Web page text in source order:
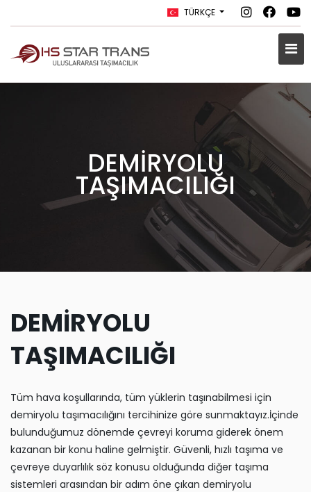
TÜRKÇE
DEMİRYOLU
TAŞIMACILIĞI
DEMİRYOLU
TAŞIMACILIĞI
Tüm hava koşullarında, tüm yüklerin taşınabilmesi için
demiryolu taşımacılığını tercihinize göre sunmaktayız.İçinde
bulunduğumuz dönemde çevreyi koruma giderek önem
kazanan bir konu haline gelmiştir. Güvenli, hızlı taşıma ve
çevreye duyarlılık söz konusu olduğunda diğer taşıma
sistemleri arasından bir adım öne çıkan demiryolu